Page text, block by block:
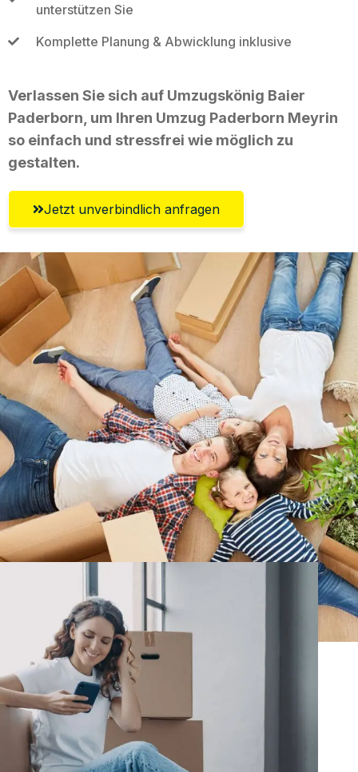
unterstützen Sie
Komplette Planung & Abwicklung inklusive
Verlassen Sie sich auf Umzugskönig Baier
Paderborn, um Ihren Umzug Paderborn Meyrin
so einfach und stressfrei wie möglich zu
gestalten.
Jetzt unverbindlich anfragen